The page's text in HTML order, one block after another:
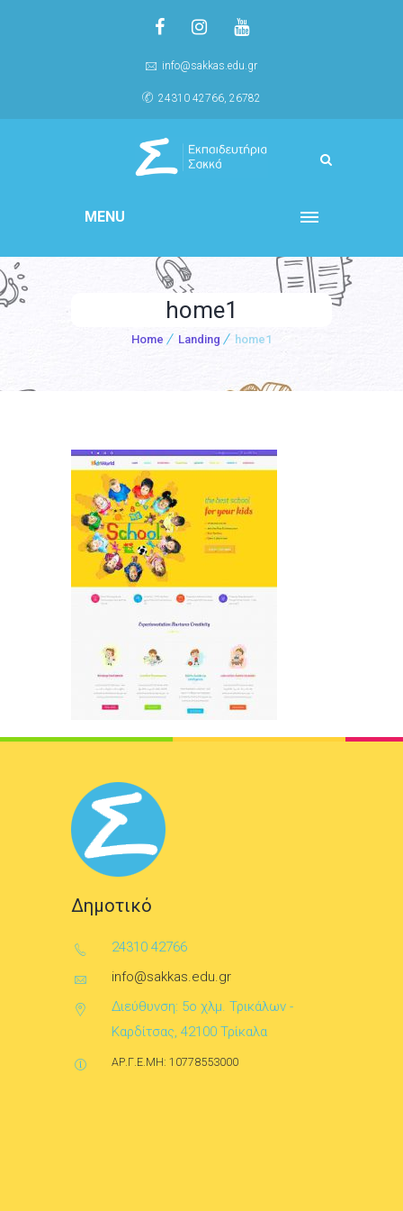
info@sakkas.edu.gr
24310 42766, 26782
MENU
home1
Home Landing home1
Δημοτικό
24310 42766
info@sakkas.edu.gr
Διεύθυνση: 5ο χλμ. Τρικάλων -
Καρδίτσας, 42100 Τρίκαλα
ΑΡ.Γ.Ε.ΜΗ: 10778553000